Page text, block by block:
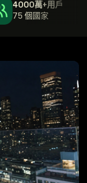
4000萬+用戶
75 個國家